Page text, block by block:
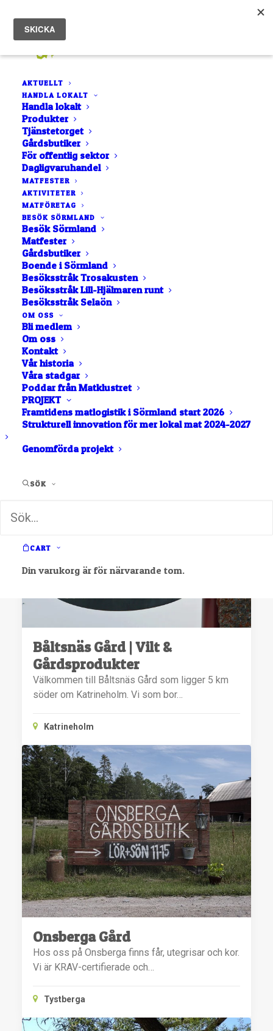
AKTUELLT
HANDLA LOKALT
Handla lokalt
Produkter
Tjänstetorget
Gårdsbutiker
För offentlig sektor
Dagligvaruhandel
MATFESTER
AKTIVITETER
MATFÖRETAG
BESÖK SÖRMLAND
Besök Sörmland
Matfester
Gårdsbutiker
Boende i Sörmland
Besöksstråk Trosakusten
Besöksstråk Lill-Hjälmaren runt
Besöksstråk Selaön
OM OSS
Bli medlem
Om oss
Kontakt
Vår historia
Våra stadgar
Poddar från Matklustret
PROJEKT
Framtidens matlogistik i Sörmland start 2026
Strukturell innovation för mer lokal mat 2024-2027
Genomförda projekt
SÖK
CART
Din varukorg är för närvarande tom.
Lamm
Visar 1 - 4 av 4 lokala matföretag taggade med
"Lamm".
BOKSTAVSORDNING
Båltsnäs Gård | Vilt &
Gårdsprodukter
Välkommen till Båltsnäs Gård som ligger 5 km
söder om Katrineholm. Vi som bor…
Katrineholm
Onsberga Gård
Hos oss på Onsberga finns får, utegrisar och kor.
Vi är KRAV-certifierade och…
Tystberga